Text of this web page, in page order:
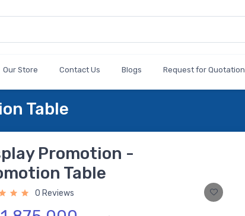
Our Store Contact Us Blogs Request for Quotation
Table
Promotion -
Table
0 Reviews